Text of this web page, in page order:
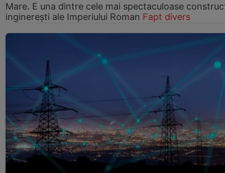
Mare. E una dintre cele mai spectaculoase
inginerești ale Imperiului Roman Fapt divers